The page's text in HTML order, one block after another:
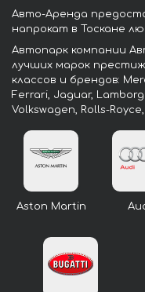
Авто-Аренда
напрокат в Тоскане
Автопарк компании
лучших марок
классов и брендов:
Ferrari, Jaguar,
Volkswagen, Rolls-
Aston Martin